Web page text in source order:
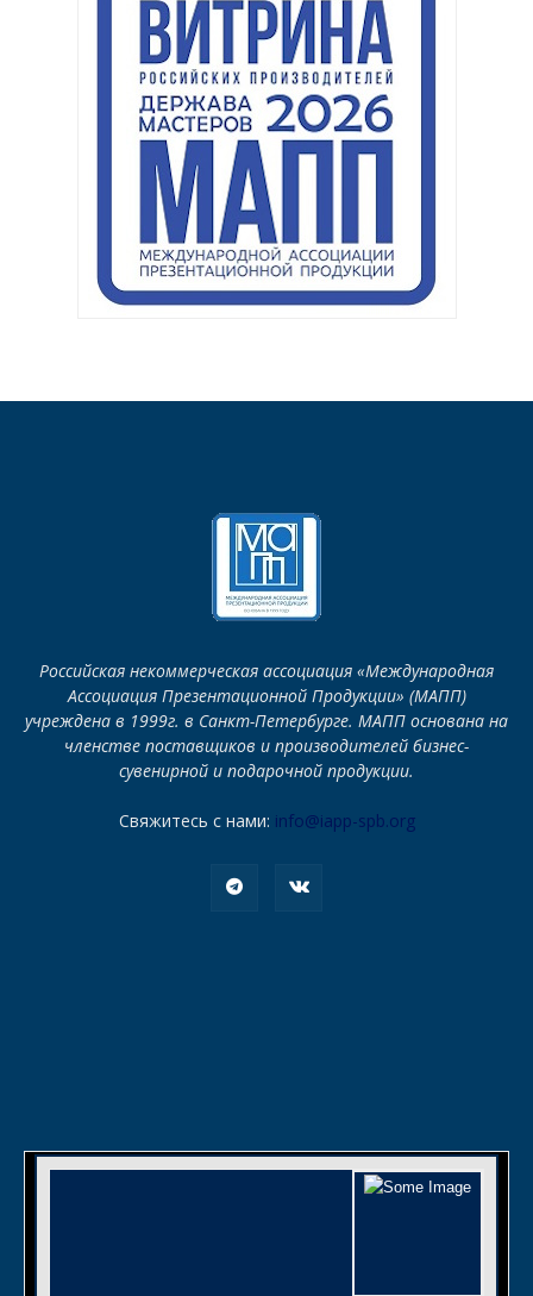
Российская некоммерческая ассоциация «Международная
Ассоциация Презентационной Продукции» (МАПП)
учреждена в 1999г. в Санкт-Петербурге. МАПП основана на
членстве поставщиков и производителей бизнес-
сувенирной и подарочной продукции.
Свяжитесь с нами: info@iapp-spb.org